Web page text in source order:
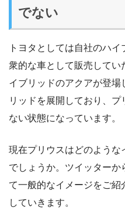
でない
トヨタとしては自社のハ
衆的な車として販売してい
イブリッドのアクアが登
リッドを展開しており、
ない状態になっています。
現在プリウスはどのよう
でしょうか。ツイッターか
て一般的なイメージをご紹
していきます。